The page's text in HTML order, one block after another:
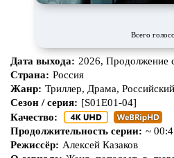
Всего
Дата выхода: 2026, Продолжение
Страна: Россия
Жанр: Триллер, Драма,
Сезон / серия: [S01E01-04]
Качество:
Продолжительность серии: ~
Режиссёр: Алексей Казаков